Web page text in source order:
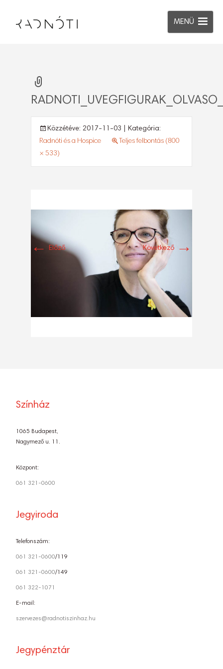
MENÜ
Közzétéve: 2017-11-03 | Kategória:
Radnóti és a Hospice
Teljes felbontás (800
× 533)
← Előző Következő →
Színház
1065 Budapest,
Nagymező u. 11.
Központ:
061 321-0600
Jegyiroda
Telefonszám:
061 321-0600/119
061 321-0600/149
061 322-1071
E-mail:
szervezes@radnotiszinhaz.hu
Jegypénztár